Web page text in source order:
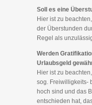
Soll es eine
Hier ist zu
der Überstunden
Regel als
Werden
Urlaubsgeld
Hier ist zu
sog. Freiwilligkeits-
hoch sind und das
entschieden hat,